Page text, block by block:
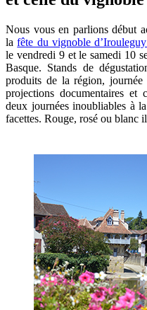
Nous vous en parlions début
lafête du vignoble
le vendredi 9 et le samedi 10
Basque. Stands de
produits de la région, journée
projections documentaires et
deux journées inoubliables à
facettes. Rouge, rosé ou blanc